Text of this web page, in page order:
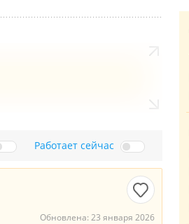
Работает сейчас
Обновлена: 23 января 2026